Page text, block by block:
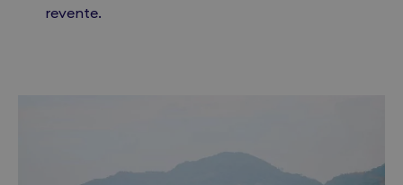
revente.